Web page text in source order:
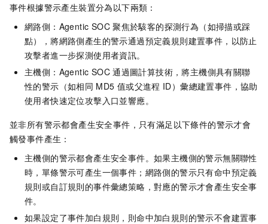
事件根據警示產生裝置分為以下兩類：
網路側：Agentic SOC 聚焦於駭客的探測行為（如掃描或踩
點），將網路側產生的警示通過預定義規則建置事件，以防止
攻擊者進一步探測使用者資訊。
主機側：Agentic SOC 通過圖計算技術，將主機側具有關聯
性的警示（如相同 MD5 值或父進程 ID）彙總建置事件，協助
使用者快速定位攻擊入口並響應。
並非所有警示都會產生安全事件，只有滿足以下條件的警示才會
觸發事件產生：
主機側的警示都會產生安全事件。如果主機側的警示無關聯性
時，單條警示可產生一個事件；網路側的警示只有命中預定義
規則或自訂規則的事件彙總策略，對應的警示才會產生安全事
件。
如果設定了事件加白規則，則命中加白規則的警示不會建置事